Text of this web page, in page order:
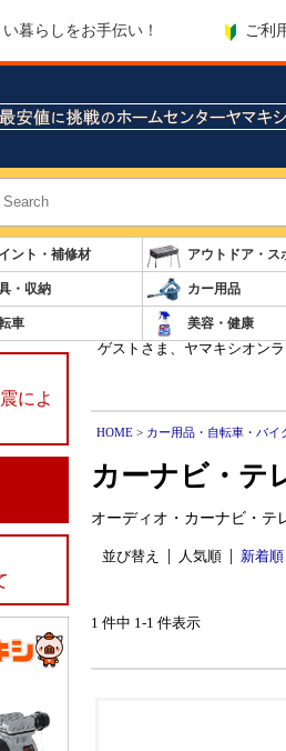
暮らしをお手伝い！ ご利
ント・補修材 アウトドア・ス
・収納 カー用品
車 美容・健康
によ
ゲストさま、ヤマキシオン
HOME > カー用品・自転車・バイ
カーナビ・テ
オーディオ・カーナビ・テ
並び替え 人気順 新着順
1 件中 1-1 件表示